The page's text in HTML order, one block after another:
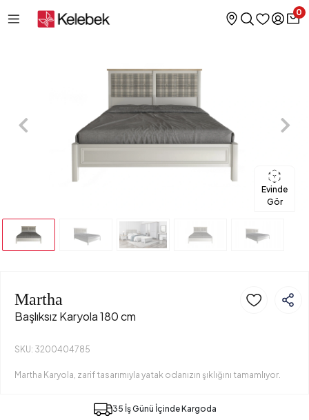
0
Evinde
Gör
Martha
Başlıksız Karyola 180 cm
SKU: 3200404785
Martha Karyola, zarif tasarımıyla yatak odanızın şıklığını tamamlıyor.
35 İş Günü İçinde Kargoda